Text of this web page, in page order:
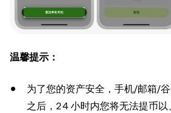
温馨提示：
为了您的资产安全，手机/邮箱/
之后，24 小时内您将无法提币